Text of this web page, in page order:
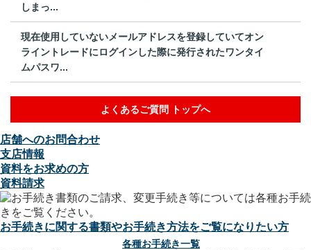
しまっ...
現在使用していないメールアドレスを登録していてオン
ライントレードにログインした際に発行されたワンタイ
ムパスワ...
よくあるご質問 トップへ
店舗へのお問合わせ
支店情報
資料をお求めの方
資料請求
お手続きに関する書類やお手続き方法をご覧になりたい方
各種お手続き一覧